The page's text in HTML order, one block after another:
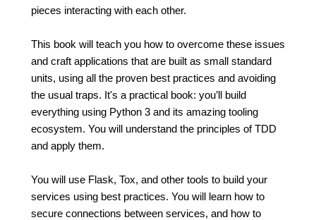
pieces interacting with each other.
This book will teach you how to overcome these issues
and craft applications that are built as small standard
units, using all the proven best practices and avoiding
the usual traps. It's a practical book: you’ll build
everything using Python 3 and its amazing tooling
ecosystem. You will understand the principles of TDD
and apply them.
You will use Flask, Tox, and other tools to build your
services using best practices. You will learn how to
secure connections between services, and how to